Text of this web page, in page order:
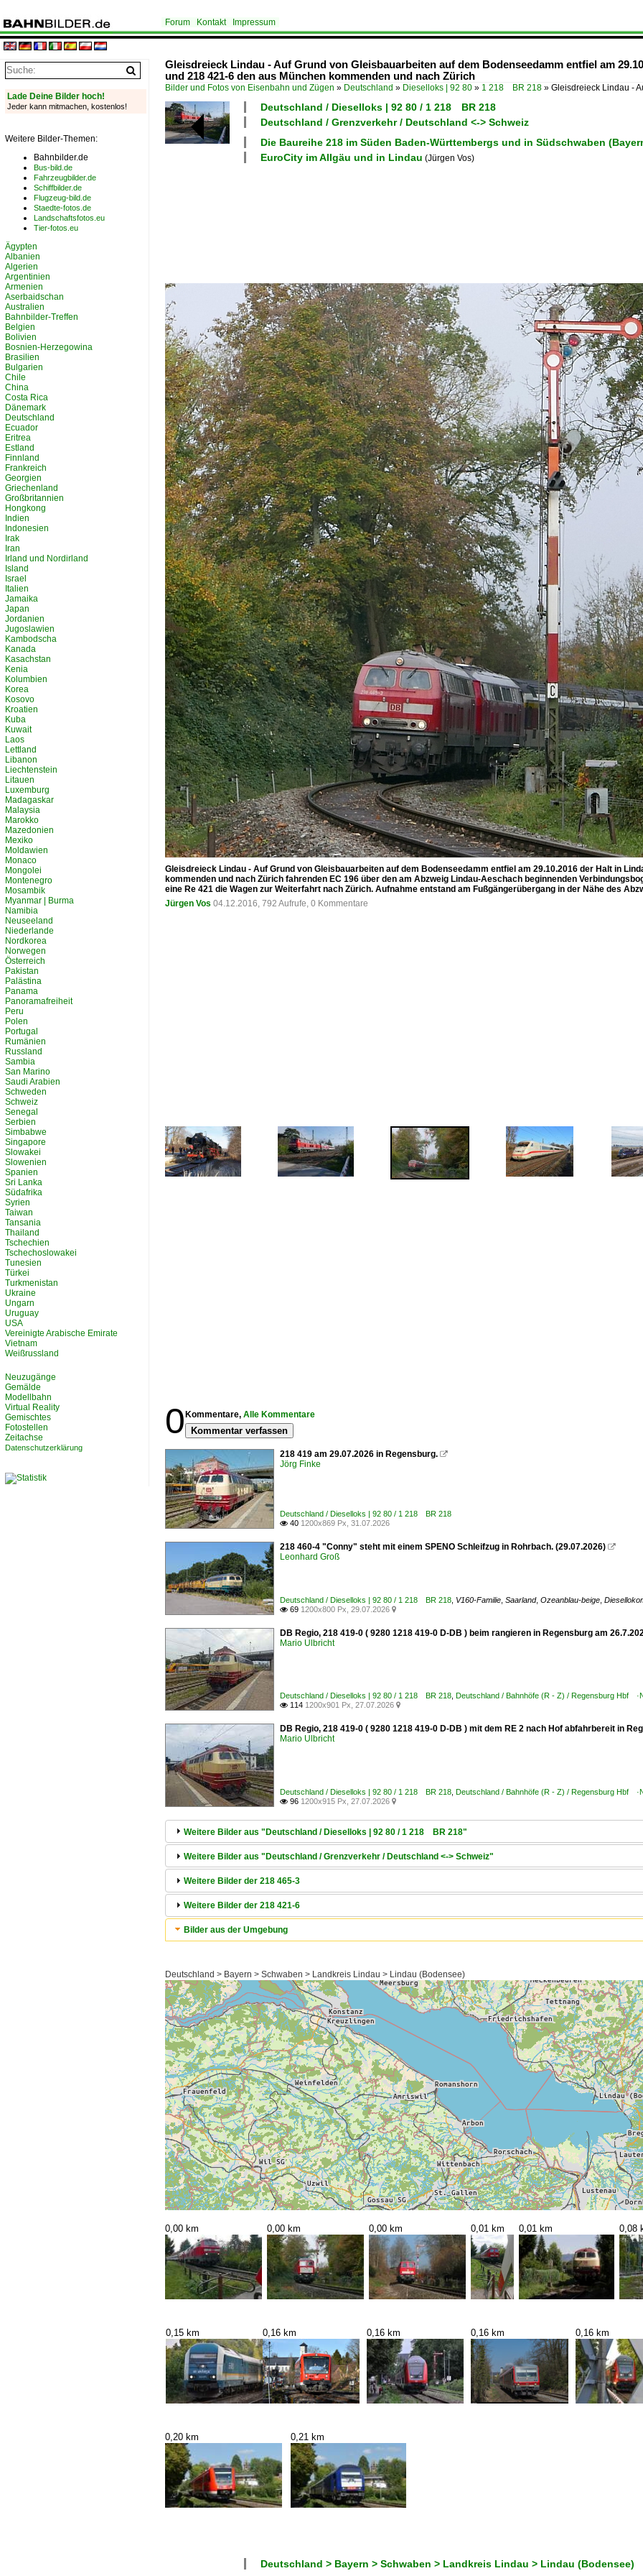
Forum Kontakt Impressum
Gleisdreieck Lindau - Auf Grund von Gleisbauarbeiten auf dem Bodenseedamm entfiel am
und 218 421-6 den aus München kommenden und nach Zürich
Bilder und Fotos von Eisenbahn und Zügen » Deutschland » Dieselloks | 92 80 » 1 218 BR 218 » Gleisdreieck Lindau -
Deutschland / Dieselloks | 92 80 / 1 218 BR 218
Deutschland / Grenzverkehr / Deutschland <-> Schweiz
Die Baureihe 218 im Süden Baden-Württembergs und in Südschwaben
EuroCity im Allgäu und in Lindau (Jürgen Vos)
Gleisdreieck Lindau - Auf Grund von Gleisbauarbeiten auf dem Bodenseedamm entfiel am 29.10.2016 der Halt in
kommenden und nach Zürich fahrenden EC 196 über den am Abzweig Lindau-Aeschach beginnenden
eine Re 421 die Wagen zur Weiterfahrt nach Zürich. Aufnahme entstand am Fußgängerübergang in der Nähe des
Jürgen Vos 04.12.2016, 792 Aufrufe, 0 Kommentare
0 Kommentare, Alle Kommentare
Kommentar verfassen
218 419 am 29.07.2026 in Regensburg. 
Jörg Finke
Deutschland / Dieselloks | 92 80 / 1 218 BR 218
 40 1200x869 Px, 31.07.2026
218 460-4 "Conny" steht mit einem SPENO Schleifzug in Rohrbach. (29.07.2026) 
Leonhard Groß
Deutschland / Dieselloks | 92 80 / 1 218 BR 218 V160-Familie Saarland, Ozeanblau-beige
 69 1200x800 Px, 29.07.2026 
DB Regio, 218 419-0 ( 9280 1218 419-0 D-DB ) beim rangieren in Regensburg am
Mario Ulbricht
Deutschland / Dieselloks | 92 80 / 1 218 BR 218 Deutschland / Bahnhöfe (R - Z) / Regensburg Hbf
 114 1200x901 Px, 27.07.2026 
DB Regio, 218 419-0 ( 9280 1218 419-0 D-DB ) mit dem RE 2 nach Hof abfahrbereit in
Mario Ulbricht
Deutschland / Dieselloks | 92 80 / 1 218 BR 218 Deutschland / Bahnhöfe (R - Z) / Regensburg Hbf
 96 1200x915 Px, 27.07.2026 
Weitere Bilder aus "Deutschland / Dieselloks | 92 80 / 1 218 BR 218"
Weitere Bilder aus "Deutschland / Grenzverkehr / Deutschland <-> Schweiz"
Weitere Bilder der 218 465-3
Weitere Bilder der 218 421-6
Bilder aus der Umgebung
Deutschland > Bayern > Schwaben > Landkreis Lindau > Lindau (Bodensee)
0,00 km 0,00 km 0,00 km 0,01 km 0,01 km 0,08
0,15 km 0,16 km 0,16 km 0,16 km 0,16 km
0,20 km 0,21 km
Deutschland > Bayern > Schwaben > Landkreis Lindau > Lindau (Bodensee)
Lade Deine Bilder hoch!
Jeder kann mitmachen, kostenlos!
Weitere Bilder-Themen:
Bahnbilder.de
Bus-bild.de
Fahrzeugbilder.de
Schiffbilder.de
Flugzeug-bild.de
Staedte-fotos.de
Landschaftsfotos.eu
Tier-fotos.eu
Ägypten
Albanien
Algerien
Argentinien
Armenien
Aserbaidschan
Australien
Bahnbilder-Treffen
Belgien
Bolivien
Bosnien-Herzegowina
Brasilien
Bulgarien
Chile
China
Costa Rica
Dänemark
Deutschland
Ecuador
Eritrea
Estland
Finnland
Frankreich
Georgien
Griechenland
Großbritannien
Hongkong
Indien
Indonesien
Irak
Iran
Irland und Nordirland
Island
Israel
Italien
Jamaika
Japan
Jordanien
Jugoslawien
Kambodscha
Kanada
Kasachstan
Kenia
Kolumbien
Korea
Kosovo
Kroatien
Kuba
Kuwait
Laos
Lettland
Libanon
Liechtenstein
Litauen
Luxemburg
Madagaskar
Malaysia
Marokko
Mazedonien
Mexiko
Moldawien
Monaco
Mongolei
Montenegro
Mosambik
Myanmar | Burma
Namibia
Neuseeland
Niederlande
Nordkorea
Norwegen
Österreich
Pakistan
Palästina
Panama
Panoramafreiheit
Peru
Polen
Portugal
Rumänien
Russland
Sambia
San Marino
Saudi Arabien
Schweden
Schweiz
Senegal
Serbien
Simbabwe
Singapore
Slowakei
Slowenien
Spanien
Sri Lanka
Südafrika
Syrien
Taiwan
Tansania
Thailand
Tschechien
Tschechoslowakei
Tunesien
Türkei
Turkmenistan
Ukraine
Ungarn
Uruguay
USA
Vereinigte Arabische Emirate
Vietnam
Weißrussland
Neuzugänge
Gemälde
Modellbahn
Virtual Reality
Gemischtes
Fotostellen
Zeitachse
Datenschutzerklärung